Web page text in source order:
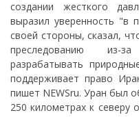
создании жесткого
выразил уверенность "в
своей стороны, сказал,
преследованию из-
разрабатывать
поддерживает право
пишет NEWSru. Уран был
250 километрах к северу